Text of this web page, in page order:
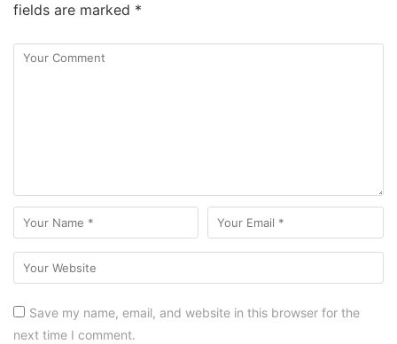
fields are marked *
Save my name, email, and website in this browser for the
next time I comment.